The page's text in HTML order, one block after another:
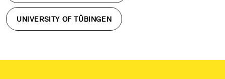
UNIVERSITY OF TÜBINGEN